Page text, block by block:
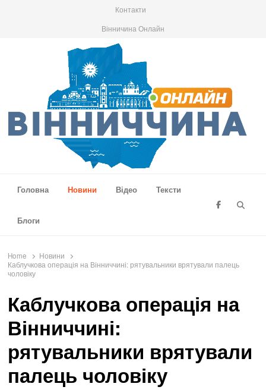
Контакти
Вінничина Онлайн
Головна
Новини Відео Тексти
Блоги
Home
Новини
Каблучкова операція на Вінниччині: рятувальники врятували палець
чоловіку
Каблучкова операція на
Вінниччині:
рятувальники врятували
палець чоловіку